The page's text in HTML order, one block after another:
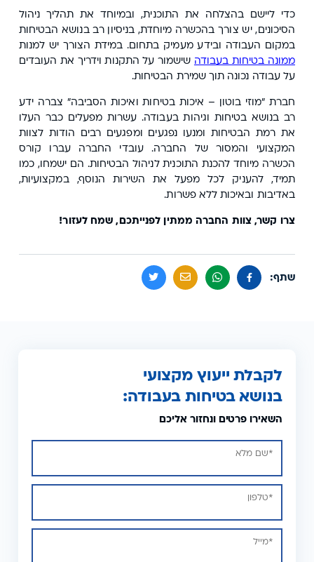
כדי ליישם בהצלחה את התוכנית, ובמיוחד את תהליך ניהול
הסיכונים, יש צורך בהכשרה מיוחדת, בניסיון רב בנושא הבטיחות
במקום העבודה ובידע מעמיק בתחום. במידת הצורך יש למנות
ממונה בטיחות בעבודה שישמור על התקנות וידריך את העובדים
על עבודה נכונה תוך שמירת הבטיחות.
חברת "מוזי בוטון – איכות בטיחות ואיכות הסביבה" צברה ידע
רב בנושא בטיחות וגיהות בעבודה. עשרות מפעלים כבר העלו
את רמת הבטיחות ומנעו נפגעים ומפגעים רבים הודות לצוות
המקצועי והמסור של החברה. עובדי החברה עברו קורס
הכשרה מיוחד להכנת התוכנית לניהול הבטיחות. הם ישמחו, כמו
תמיד, להעניק לכל מפעל את השירות הנוסף, במקצועיות,
באדיבות ובאיכות ללא פשרות.
צרו קשר, צוות החברה ממתין לפנייתכם, שמח לעזור!
שתף:
לקבלת ייעוץ מקצועי
בנושא בטיחות בעבודה:
השאירו פרטים ונחזור אליכם